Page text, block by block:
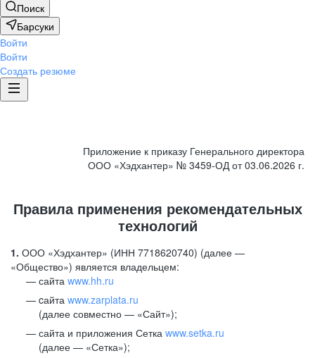
Поиск
Барсуки
Войти
Войти
Создать резюме
Приложение к приказу Генерального директора
ООО «Хэдхантер» № 3459-ОД от 03.06.2026 г.
Правила применения рекомендательных
технологий
1. ООО «Хэдхантер» (ИНН 7718620740) (далее —
«Общество») является владельцем:
сайта www.hh.ru
cайта www.zarplata.ru
(далее совместно — «Сайт»);
сайта и приложения Сетка www.setka.ru
(далее — «Сетка»);